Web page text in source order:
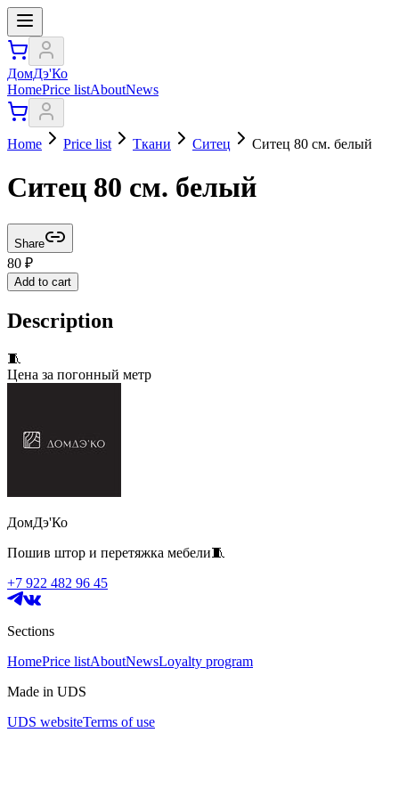
ДомДэ'Ко
HomePrice listAboutNews
Home Price list Ткани Ситец Ситец 80 см. белый
Ситец 80 см. белый
Share
80 ₽
Add to cart
Description
🧵
Цена за погонный метр
ДомДэ'Ко
Пошив штор и перетяжка мебели🧵
+7 922 482 96 45
Sections
HomePrice listAboutNewsLoyalty program
Made in UDS
UDS websiteTerms of use